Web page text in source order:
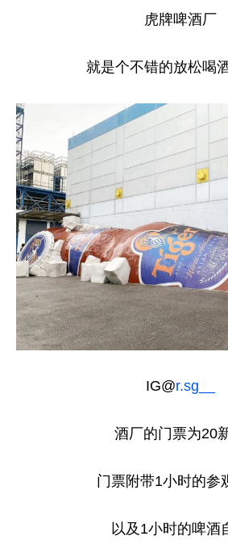
虎牌啤酒厂
就是个不错的放松喝
IG@r.sg__
酒厂的门票为20
门票附带1小时的参
以及1小时的啤酒